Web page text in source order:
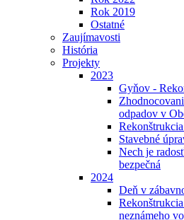
Rok 2019
Ostatné
Zaujímavosti
História
Projekty
2023
Gyňov -
odpadov v
Stavebné
Nech je
bezpečná
2024
Deň v
neznámeho